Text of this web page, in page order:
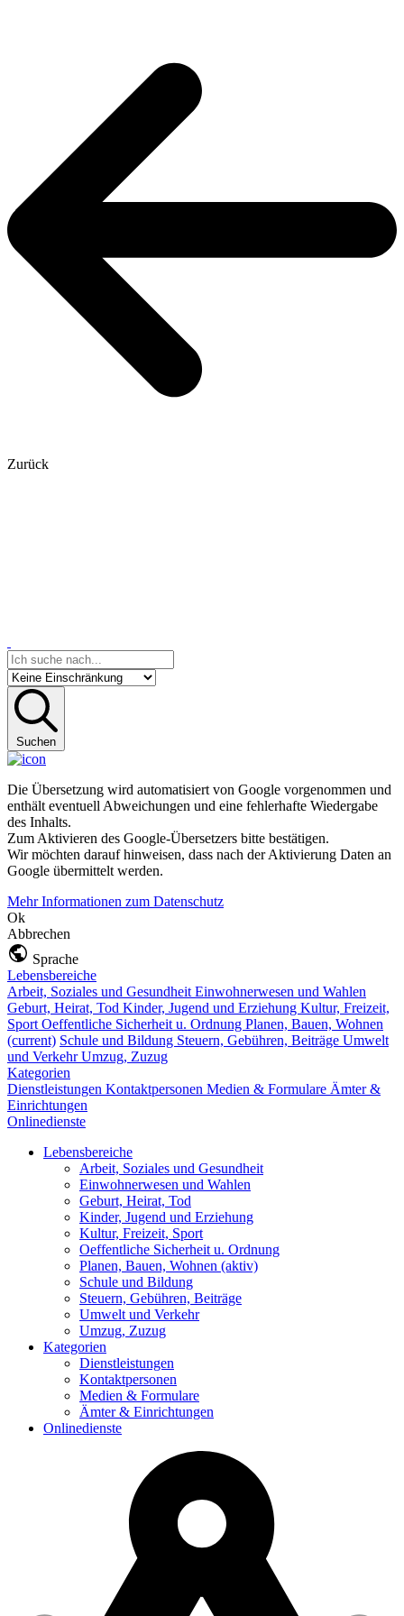
Zurück
Suchen
Die Übersetzung wird automatisiert von Google vorgenommen und
enthält eventuell Abweichungen und eine fehlerhafte Wiedergabe
des Inhalts.
Zum Aktivieren des Google-Übersetzers bitte bestätigen.
Wir möchten darauf hinweisen, dass nach der Aktivierung Daten an
Google übermittelt werden.
Mehr Informationen zum Datenschutz
Ok
Abbrechen
Sprache
Lebensbereiche
Arbeit, Soziales und Gesundheit Einwohnerwesen und Wahlen
Geburt, Heirat, Tod Kinder, Jugend und Erziehung Kultur, Freizeit,
Sport Oeffentliche Sicherheit u. Ordnung Planen, Bauen, Wohnen
(current) Schule und Bildung Steuern, Gebühren, Beiträge Umwelt
und VerkehrUmzug, Zuzug
Kategorien
Dienstleistungen Kontaktpersonen Medien & Formulare Ämter &
Einrichtungen
Onlinedienste
Lebensbereiche
Arbeit, Soziales und Gesundheit
Einwohnerwesen und Wahlen
Geburt, Heirat, Tod
Kinder, Jugend und Erziehung
Kultur, Freizeit, Sport
Oeffentliche Sicherheit u. Ordnung
Planen, Bauen, Wohnen (aktiv)
Schule und Bildung
Steuern, Gebühren, Beiträge
Umwelt und Verkehr
Umzug, Zuzug
Kategorien
Dienstleistungen
Kontaktpersonen
Medien & Formulare
Ämter & Einrichtungen
Onlinedienste